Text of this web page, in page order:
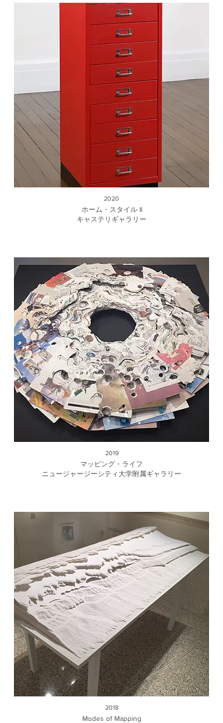
2020
ホーム・スタイル II
キャステリギャラリー
2019
マッピング・ライフ
ニュージャージーシティ大学附属ギャラリー
2018
Modes of Mapping